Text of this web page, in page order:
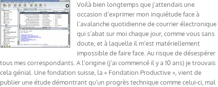
Voilà bien longtemps que j’attendais une
occasion d’exprimer mon inquiétude face à
l’avalanche quotidienne de courrier électronique
qui s’abat sur moi chaque jour, comme vous sans
doute, et à laquelle il m’est matériellement
impossible de faire face. Au risque de désespérer
tous mes correspondants. A l’origine (j’ai commencé il y a 10 ans) je trouvais
cela génial. Une fondation suisse, la « Fondation Productive », vient de
publier une étude démontrant qu’un progrès technique comme celui-ci, mal